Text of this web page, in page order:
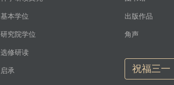
基本学位
研究院学位
选修研读
启承
出版作品
角声
祝福三一